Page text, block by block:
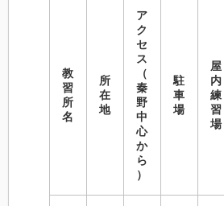
教
習
所
名
所
在
地
ア
ク
セ
ス
（
秦
野
中
心
か
ら
）
駐
車
場
屋
内
練
習
場